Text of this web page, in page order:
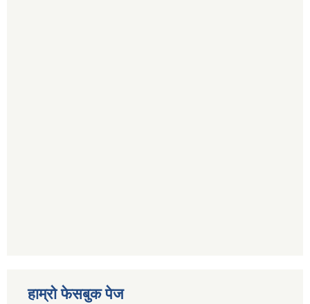
हाम्रो फेसबुक पेज